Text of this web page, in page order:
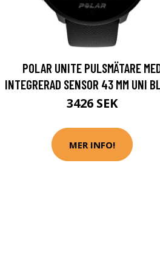
POLAR UNITE PULSMÄTARE
INTEGRERAD SENSOR 43 MM UNI
3426 SEK
MER INFO!